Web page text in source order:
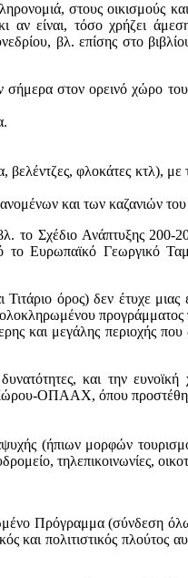
στους οικισμούς
είναι, τόσο χρήζει
βλ. επίσης στο
σήμερα στον ορεινό χώρο
βελέντζες, φλοκάτες κτλ),
και των καζανιών
Σχέδιο Ανάπτυξης 200-
Ευρωπαϊκό Γεωργικό
όρος) δεν έτυχε
ολοκληρωμένου
και μεγάλης περιοχής
και την
ΟΠΑΑΧ, όπου
(ήπιων μορφών
τηλεπικοινωνίες,
Πρόγραμμα (σύνδεση
πολιτιστικός πλούτος